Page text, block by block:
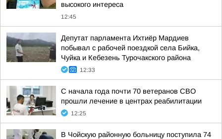
высокого интереса
12:45
Депутат парламента Ихтиёр Мардиев
побывал с рабочей поездкой села Бийка,
Чуйка и Кебезень Турочакского района
12:33
С начала года почти 70 ветеранов СВО
прошли лечение в центрах реабилитации
12:25
В Чойскую районную больницу поступила 74